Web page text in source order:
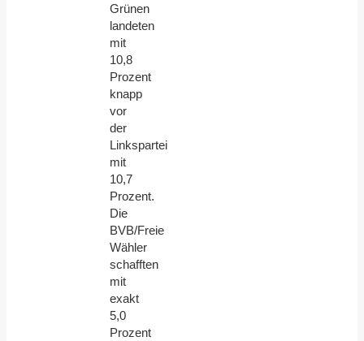
Grünen
landeten
mit
10,8
Prozent
knapp
vor
der
Linkspartei
mit
10,7
Prozent.
Die
BVB/Freie
Wähler
schafften
mit
exakt
5,0
Prozent